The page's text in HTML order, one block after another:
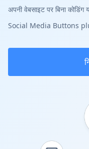
अपनी वेबसाइट पर बिना
Social Media Buttons